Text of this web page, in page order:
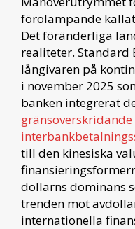
förolämpande kallat
Det föränderliga
realiteter. Standard
långivaren på
i november 2025
banken integrerat
gränsöverskridande
till den kinesiska
dollarns dominans
trenden mot
internationella